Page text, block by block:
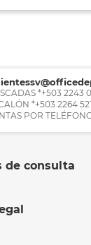
*+503 2243
*+503 2264
POR
de consulta